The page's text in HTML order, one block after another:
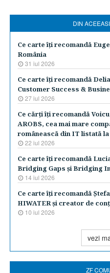
DIN
Ce carte îţi recomandă
România
31 iul 2026
Ce carte îţi recomandă
Customer Success &
27 iul 2026
Ce cărţi îţi recomandă
AROBS, cea mai mare
românească din IT listată
22 iul 2026
Ce carte îţi recomandă
Bridging Gaps şi Bridging
14 iul 2026
Ce carte îţi recomandă
HIWATER şi creator de
10 iul 2026
vezi
ZF